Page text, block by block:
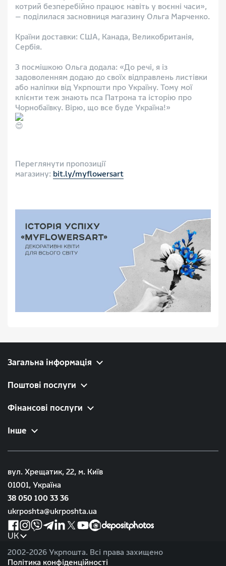
котрий безперебійно працює навіть у воєнні часи»,
— поділилася засновниця магазину Ольга Марченко.
Країни доставки: США, Канада, Великобританія,
Сербія.
З посмішкою Ольга додала: «До речі, я із
задоволенням додаю до своїх відправлень листівки
або наліпки від Укрпошти про Україну. Тому мої
клієнти теж знають пса Патрона та історію про
Чорнобаївку. Вірю, що все буде Україна!»
Переглянути пропозиції
магазину: bit.ly/myflowersart
Загальна інформація
Поштові послуги
Фінансові послуги
Інше
вул. Хрещатик, 22, м. Київ
01001, Україна
38 050 100 33 36
ukrposhta@ukrposhta.ua
UK
2002-2026 Укрпошта. Всі права захищено
Політика конфіденційності